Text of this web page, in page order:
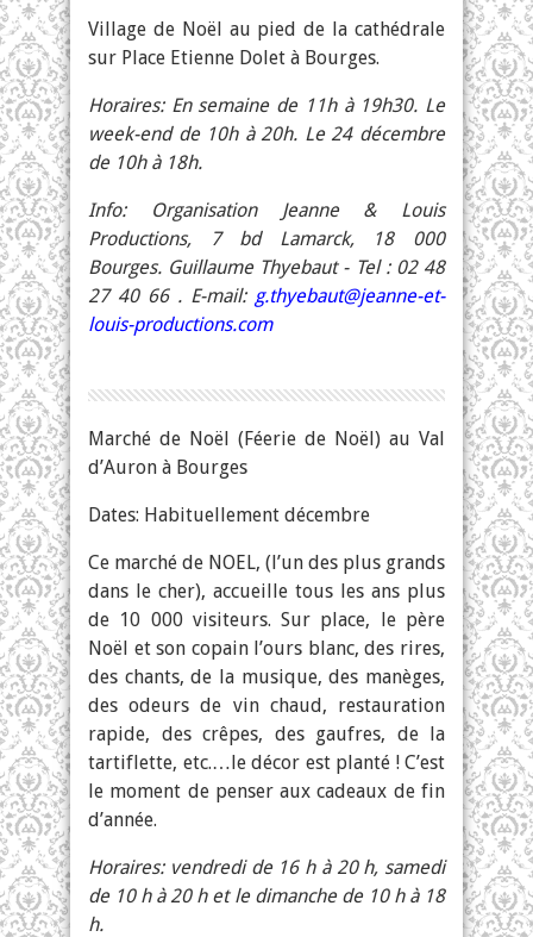
Village de Noël au pied de la cathédrale
sur Place Etienne Dolet à Bourges.
Horaires: En semaine de 11h à 19h30. Le
week-end de 10h à 20h. Le 24 décembre
de 10h à 18h.
Info: Organisation Jeanne & Louis
Productions, 7 bd Lamarck, 18 000
Bourges. Guillaume Thyebaut - Tel : 02 48
27 40 66 . E-mail: g.thyebaut@jeanne-et-
louis-productions.com
Marché de Noël (Féerie de Noël) au Val
d’Auron à Bourges
Dates: Habituellement décembre
Ce marché de NOEL, (l’un des plus grands
dans le cher), accueille tous les ans plus
de 10 000 visiteurs. Sur place, le père
Noël et son copain l’ours blanc, des rires,
des chants, de la musique, des manèges,
des odeurs de vin chaud, restauration
rapide, des crêpes, des gaufres, de la
tartiflette, etc.…le décor est planté ! C’est
le moment de penser aux cadeaux de fin
d’année.
Horaires: vendredi de 16 h à 20 h, samedi
de 10 h à 20 h et le dimanche de 10 h à 18
h.